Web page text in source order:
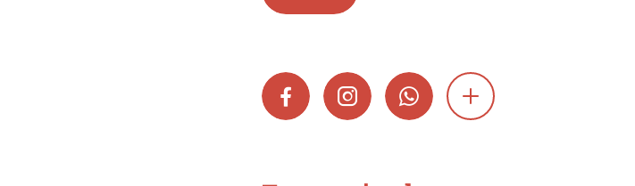
FACEBOOKINSTAGRAMWHATSAPPSHOW MORE